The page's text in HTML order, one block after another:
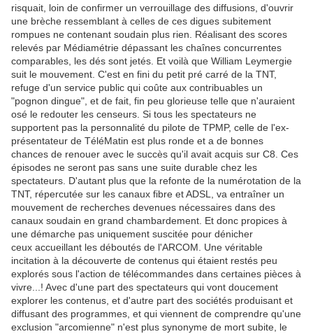
risquait, loin de confirmer un verrouillage des diffusions, d'ouvrir
une brèche ressemblant à celles de ces digues subitement
rompues ne contenant soudain plus rien. Réalisant des scores
relevés par Médiamétrie dépassant les chaînes concurrentes
comparables, les dés sont jetés. Et voilà que William Leymergie
suit le mouvement. C'est en fini du petit pré carré de la TNT,
refuge d'un service public qui coûte aux contribuables un
"pognon dingue", et de fait, fin peu glorieuse telle que n'auraient
osé le redouter les censeurs. Si tous les spectateurs ne
supportent pas la personnalité du pilote de TPMP, celle de l'ex-
présentateur de TéléMatin est plus ronde et a de bonnes
chances de renouer avec le succès qu'il avait acquis sur C8. Ces
épisodes ne seront pas sans une suite durable chez les
spectateurs. D'autant plus que la refonte de la numérotation de la
TNT, répercutée sur les canaux fibre et ADSL, va entraîner un
mouvement de recherches devenues nécessaires dans des
canaux soudain en grand chambardement. Et donc propices à
une démarche pas uniquement suscitée pour dénicher
ceux accueillant les déboutés de l'ARCOM. Une véritable
incitation à la découverte de contenus qui étaient restés peu
explorés sous l'action de télécommandes dans certaines pièces à
vivre...! Avec d'une part des spectateurs qui vont doucement
explorer les contenus, et d'autre part des sociétés produisant et
diffusant des programmes, et qui viennent de comprendre qu'une
exclusion "arcomienne" n'est plus synonyme de mort subite, le